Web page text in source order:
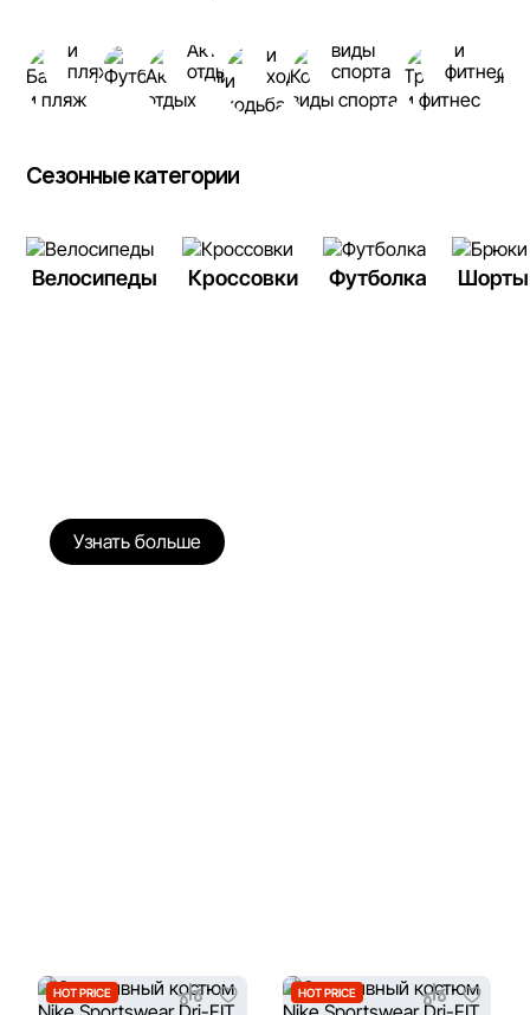
и
пляж
ФутболАктивный
отдых
и
ходьба
виды
спорта
и
фитнес
Сезонные категории
Велосипеды Кроссовки Футболка Шорты
Узнать больше
HOT PRICE HOT PRICE